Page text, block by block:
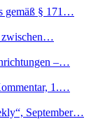
gemäß § 171…
zwischen…
–…
1.…
September…